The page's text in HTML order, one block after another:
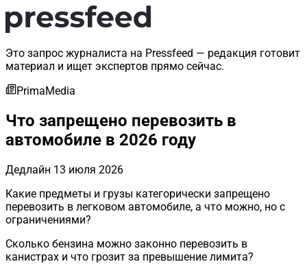
Это запрос журналиста на Pressfeed — редакция готовит
материал и ищет экспертов прямо сейчас.
PrimaMedia
Что запрещено перевозить в
автомобиле в 2026 году
Дедлайн 13 июля 2026
Какие предметы и грузы категорически запрещено
перевозить в легковом автомобиле, а что можно, но с
ограничениями?
Сколько бензина можно законно перевозить в
канистрах и что грозит за превышение лимита?